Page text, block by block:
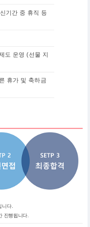
기간 중 휴직 등
도 운영 (선물 지
휴가 및 축하금
니다.
진행됩니다.